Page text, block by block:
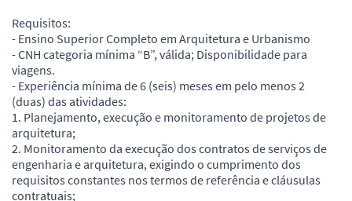
Requisitos:
- Ensino Superior Completo em Arquitetura e Urbanismo
- CNH categoria mínima “B”, válida; Disponibilidade para
viagens.
- Experiência mínima de 6 (seis) meses em pelo menos 2
(duas) das atividades:
1. Planejamento, execução e monitoramento de projetos de
arquitetura;
2. Monitoramento da execução dos contratos de serviços de
engenharia e arquitetura, exigindo o cumprimento dos
requisitos constantes nos termos de referência e cláusulas
contratuais;